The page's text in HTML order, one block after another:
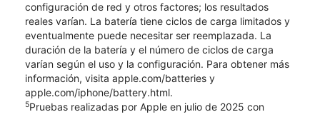
configuración de red y otros factores; los resultados
reales varían. La batería tiene ciclos de carga limitados y
eventualmente puede necesitar ser reemplazada. La
duración de la batería y el número de ciclos de carga
varían según el uso y la configuración. Para obtener más
información, visita apple.com/batteries y
apple.com/iphone/battery.html.
5Pruebas realizadas por Apple en julio de 2025 con